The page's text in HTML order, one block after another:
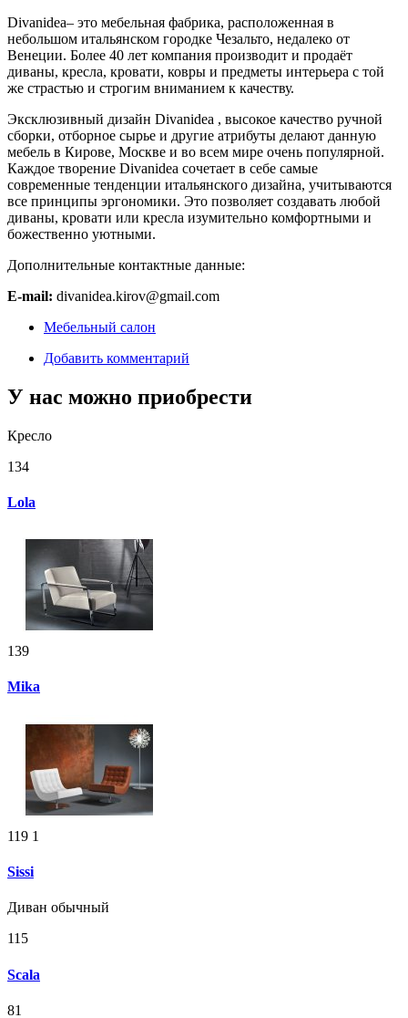
Divanidea– это мебельная фабрика, расположенная в
небольшом итальянском городке Чезальто, недалеко от
Венеции. Более 40 лет компания производит и продаёт
диваны, кресла, кровати, ковры и предметы интерьера с той
же страстью и строгим вниманием к качеству.
Эксклюзивный дизайн Divanidea , высокое качество ручной
сборки, отборное сырье и другие атрибуты делают данную
мебель в Кирове, Москве и во всем мире очень популярной.
Каждое творение Divanidea сочетает в себе самые
современные тенденции итальянского дизайна, учитываются
все принципы эргономики. Это позволяет создавать любой
диваны, кровати или кресла изумительно комфортными и
божественно уютными.
Дополнительные контактные данные:
E-mail: divanidea.kirov@gmail.com
Мебельный салон
Добавить комментарий
У нас можно приобрести
Кресло
134
Lola
139
Mika
119 1
Sissi
Диван обычный
115
Scala
81